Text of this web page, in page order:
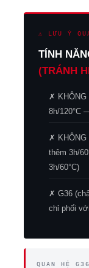
⚠ LƯU Ý
TÍNH
(TRÁNH
✗ KHÔNG
8h/120°C
✗ KHÔNG
thêm 3h/
3h/60°C)
✗ G36
chỉ phối
QUAN HỆ